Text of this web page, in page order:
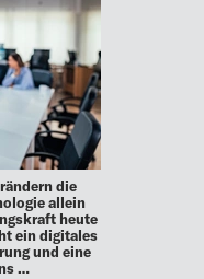
die
allein
heute
ein digitales
und eine
…